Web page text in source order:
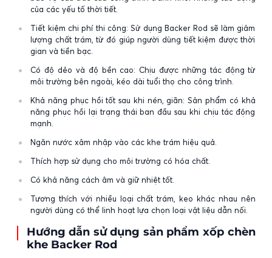
của các yếu tố thời tiết.
Tiết kiệm chi phí thi công: Sử dụng Backer Rod sẽ làm giảm
lượng chất trám, từ đó giúp người dùng tiết kiệm được thời
gian và tiền bạc.
Có độ dẻo và độ bền cao: Chịu được những tác động từ
môi trường bên ngoài, kéo dài tuổi thọ cho công trình.
Khả năng phục hồi tốt sau khi nén, giãn: Sản phẩm có khả
năng phục hồi lại trạng thái ban đầu sau khi chịu tác động
mạnh.
Ngăn nước xâm nhập vào các khe trám hiệu quả.
Thích hợp sử dụng cho môi trường có hóa chất.
Có khả năng cách âm và giữ nhiệt tốt.
Tương thích với nhiều loại chất trám, keo khác nhau nên
người dùng có thể linh hoạt lựa chọn loại vật liệu dẫn nối.
Hướng dẫn sử dụng sản phẩm xốp chèn
khe Backer Rod